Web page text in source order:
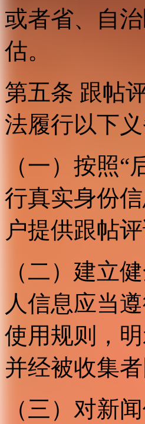
或者省、自
估。
第五条 跟帖
法履行以下义
（一）按照
行真实身份
户提供跟帖评
（二）建立
人信息应当
使用规则，
并经被收集者
（三）对新